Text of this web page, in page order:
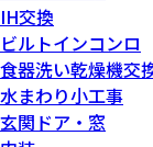
IH交換
ビルトインコンロ
食器洗い乾燥機交
水まわり小工事
玄関ドア・窓